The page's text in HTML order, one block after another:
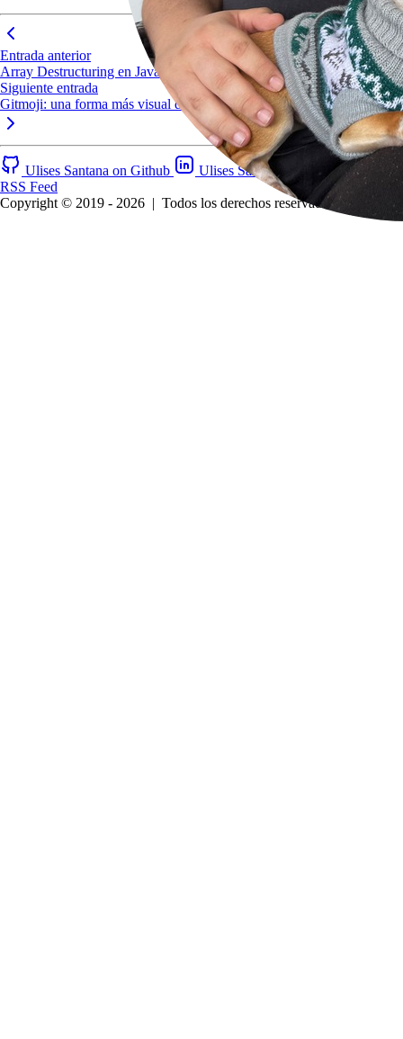
Entrada anterior
Array Destructuring en JavaScript
Siguiente entrada
Gitmoji: una forma más visual de commitear
Ulises Santana on Github
Ulises Santana on LinkedIn
RSS Feed
Copyright © 2019 - 2026 | Todos los derechos reservados.